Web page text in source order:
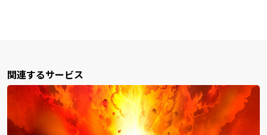
関連するサービス